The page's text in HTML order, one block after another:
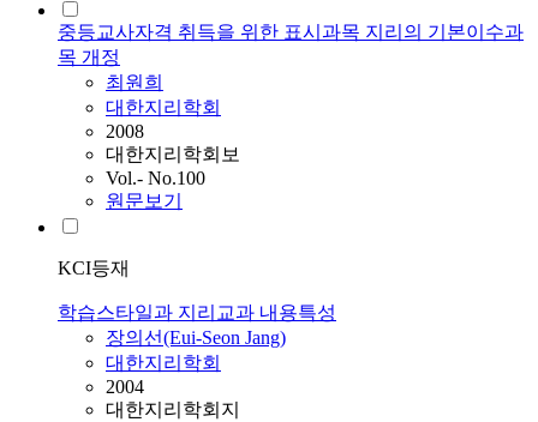
중등교사자격 취득을 위한 표시과목 지리의 기본이수과
목 개정
최원희
대한지리학회
2008
대한지리학회보
Vol.- No.100
원문보기
KCI등재
학습스타일과 지리교과 내용특성
장의선(Eui-Seon Jang)
대한지리학회
2004
대한지리학회지